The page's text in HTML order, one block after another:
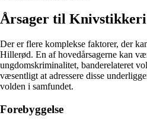
Årsager til Knivstikkeri
Der er flere komplekse faktorer, der
Hillerød. En af hovedårsagerne kan
ungdomskriminalitet, banderelateret
væsentligt at adressere disse
volden i samfundet.
Forebyggelse